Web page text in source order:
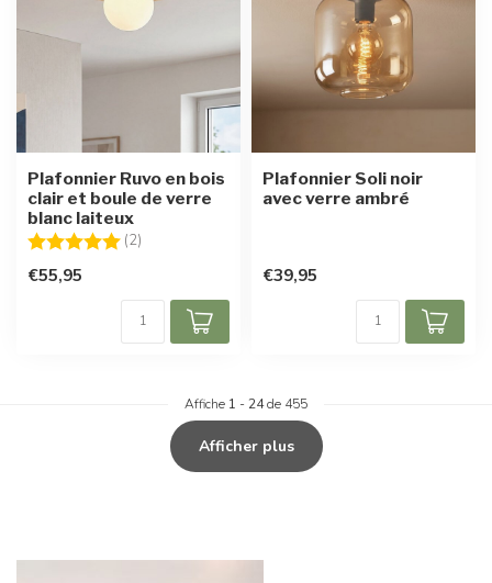
Plafonnier Ruvo en bois
clair et boule de verre
blanc laiteux
Note:
(2)
€55,95
Plafonnier Soli noir
avec verre ambré
€39,95
Affiche 1 - 24de 455
Afficher plus